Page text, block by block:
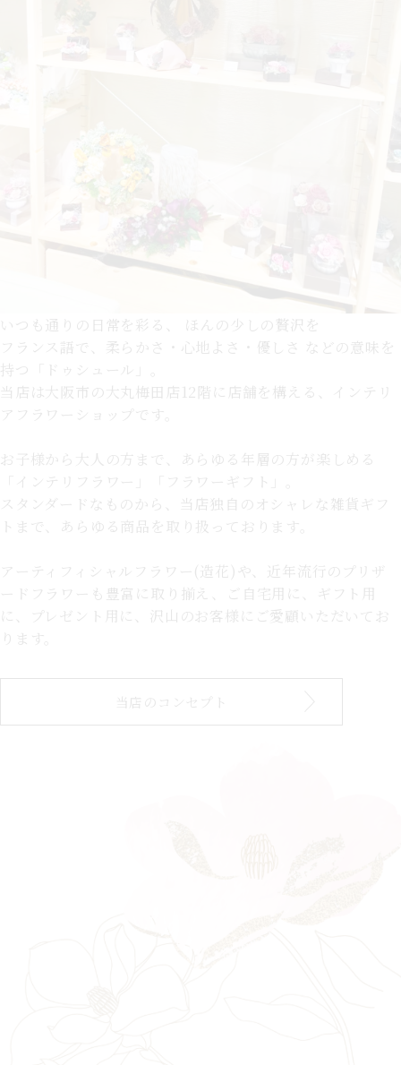
いつも通りの日常を彩る、
ほんの少しの贅沢を
フランス語で、柔らかさ・心地よさ・優しさ などの意味を
持つ「ドゥシュール」。
当店は大阪市の大丸梅田店12階に店舗を構える、インテリ
アフラワーショップです。
お子様から大人の方まで、あらゆる年層の方が楽しめる
「インテリフラワー」「フラワーギフト」。
スタンダードなものから、当店独自のオシャレな雑貨ギフ
トまで、あらゆる商品を取り扱っております。
アーティフィシャルフラワー(造花)や、近年流行のプリザ
ードフラワーも豊富に取り揃え、ご自宅用に、ギフト用
に、プレゼント用に、沢山のお客様にご愛顧いただいてお
ります。
当店のコンセプト